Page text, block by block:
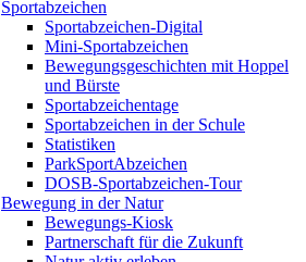
Sportabzeichen
Sportabzeichen-Digital
Mini-Sportabzeichen
Bewegungsgeschichten mit Hoppel
und Bürste
Sportabzeichentage
Sportabzeichen in der Schule
Statistiken
ParkSportAbzeichen
DOSB-Sportabzeichen-Tour
Bewegung in der Natur
Bewegungs-Kiosk
Partnerschaft für die Zukunft